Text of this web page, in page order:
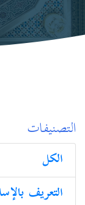
التصنيفات
الكل
التعريف